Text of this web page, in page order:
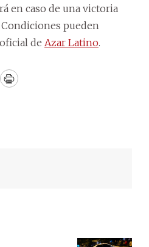
en caso de una victoria
Condiciones pueden
de Azar Latino.
Print